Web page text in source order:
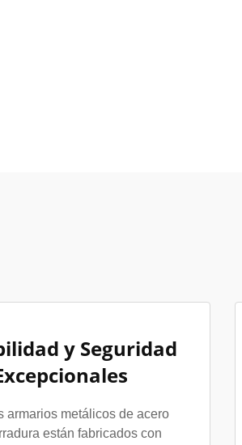
y Seguridad
armarios metálicos de acero
están fabricados con